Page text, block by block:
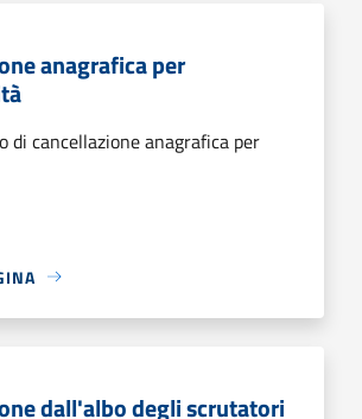
anagrafica per
di cancellazione anagrafica per
dall'albo degli scrutatori